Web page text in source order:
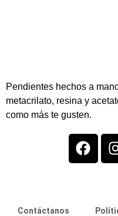
Pendientes hechos a
metacrilato, resina y
como más te gusten.
Contáctanos